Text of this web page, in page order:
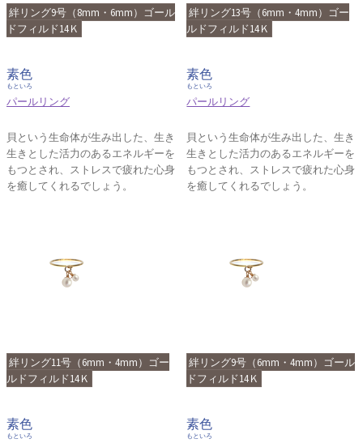
絆リング9号（8mm・6mm）ゴール
ドフィルド14Ｋ
素色
もといろ
パールリング
貝という生命体が生み出した、生き
生きとした活力のあるエネルギーを
もつとされ、ストレスで疲れた心身
を癒してくれるでしょう。
絆リング13号（6mm・4mm）ゴー
ルドフィルド14Ｋ
素色
もといろ
パールリング
貝という生命体が生み出した、生き
生きとした活力のあるエネルギーを
もつとされ、ストレスで疲れた心身
を癒してくれるでしょう。
絆リング11号（6mm・4mm）ゴー
ルドフィルド14Ｋ
素色
もといろ
絆リング9号（6mm・4mm）ゴール
ドフィルド14Ｋ
素色
もといろ